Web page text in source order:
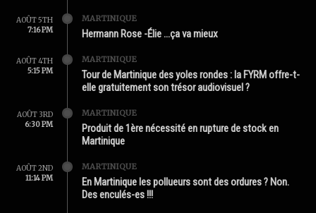
AOÛT 5TH
7:16 PM
MARTINIQUE
Hermann Rose -Élie …ça va mieux
AOÛT 4TH
5:15 PM
MARTINIQUE
Tour de Martinique des yoles rondes : la FYRM offre-t-
elle gratuitement son trésor audiovisuel ?
AOÛT 3RD
6:30 PM
MARTINIQUE
Produit de 1ère nécessité en rupture de stock en
Martinique
AOÛT 2ND
11:14 PM
MARTINIQUE
En Martinique les pollueurs sont des ordures ? Non.
Des enculés-es !!!